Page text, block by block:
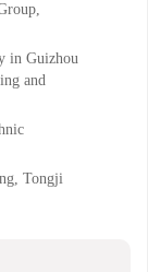
in Guizhou
and
Tongji